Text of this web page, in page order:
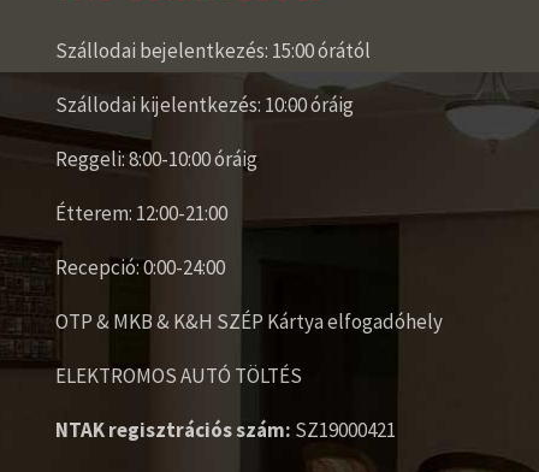
Szállodai bejelentkezés: 15:00 órától
Szállodai kijelentkezés: 10:00 óráig
Reggeli: 8:00-10:00 óráig
Étterem: 12:00-21:00
Recepció: 0:00-24:00
OTP & MKB & K&H SZÉP Kártya elfogadóhely
ELEKTROMOS AUTÓ TÖLTÉS
NTAK regisztrációs szám: SZ19000421